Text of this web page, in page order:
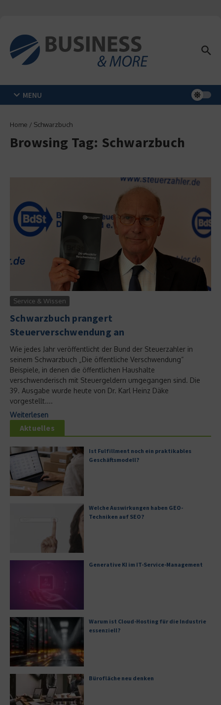
MENU
Home / Schwarzbuch
Browsing Tag: Schwarzbuch
Service & Wissen
Schwarzbuch prangert
Steuerverschwendung an
Wie jedes Jahr veröffentlicht der Bund der Steuerzahler in
seinem Schwarzbuch „Die öffentliche Verschwendung“
Beispiele, in denen die öffentlichen Haushalte
verschwenderisch mit Steuergeldern umgegangen sind. Die
39. Ausgabe wurde heute von Dr. Karl Heinz Däke
vorgestellt....
Weiterlesen
Aktuelles
Ist Fulfillment noch ein praktikables
Geschäftsmodell?
Welche Auswirkungen haben GEO-
Techniken auf SEO?
Generative KI im IT-Service-Management
Warum ist Cloud-Hosting für die Industrie
essenziell?
Bürofläche neu denken